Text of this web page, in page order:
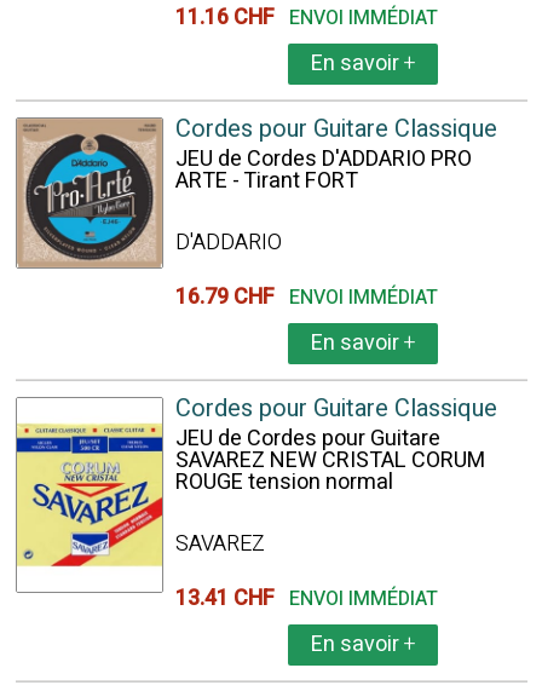
11.16 CHF ENVOI IMMÉDIAT
En savoir+
Cordes pour Guitare Classique
JEU de Cordes D'ADDARIO PRO
ARTE - Tirant FORT
D'ADDARIO
16.79 CHF ENVOI IMMÉDIAT
En savoir+
Cordes pour Guitare Classique
JEU de Cordes pour Guitare
SAVAREZ NEW CRISTAL CORUM
ROUGE tension normal
SAVAREZ
13.41 CHF ENVOI IMMÉDIAT
En savoir+